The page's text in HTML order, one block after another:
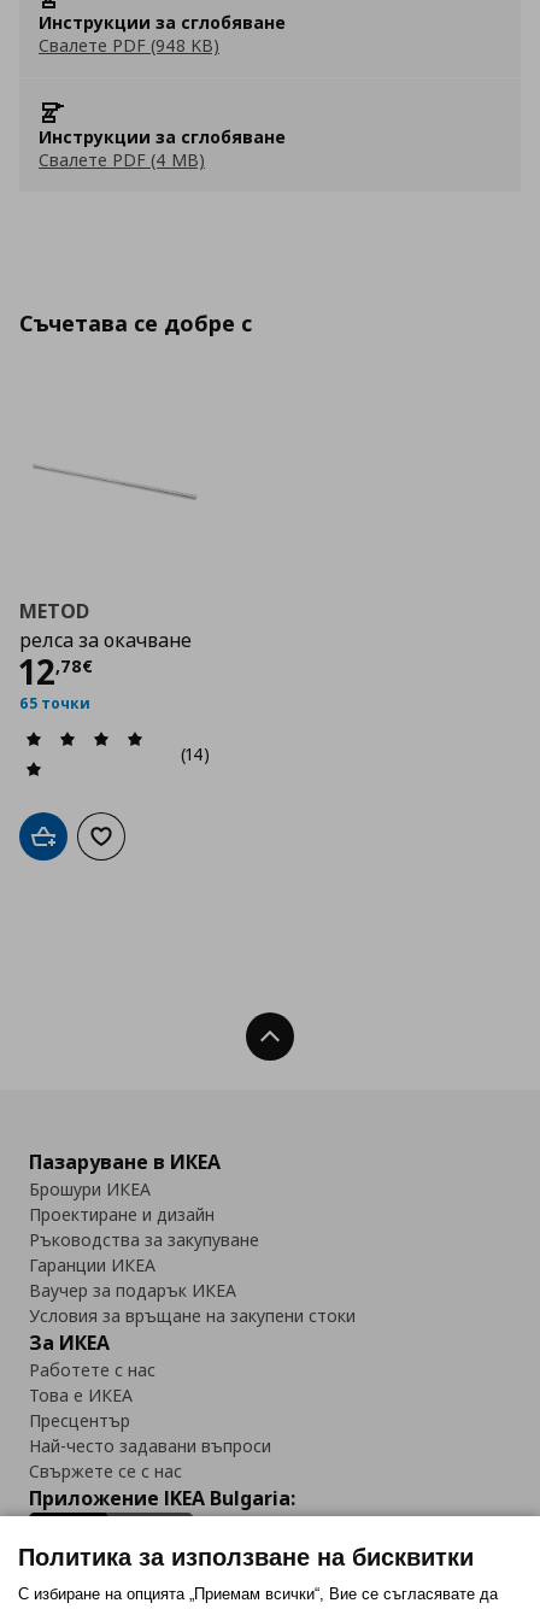
Инструкции за сглобяване
Свалете PDF (948 KB)
Инструкции за сглобяване
Свалете PDF (4 MB)
Съчетава се добре с
METOD
релса за окачване
12,78€
Цена
65 точки
(14)
Добави в кошницата
Добави към списъка с любими
Нагоре
Пазаруване в ИКЕА
Брошури ИКЕА
Проектиране и дизайн
Ръководства за закупуване
Гаранции ИКЕА
Ваучер за подарък ИКЕА
Условия за връщане на закупени стоки
За ИКЕА
Работете с нас
Това е ИКЕА
Пресцентър
Най-често задавани въпроси
Свържете се с нас
Приложение IKEA Bulgaria:
Политика за използване на бисквитки
С избиране на опцията „Приемам всички“, Вие се съгласявате да